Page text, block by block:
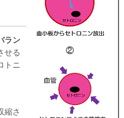
②
ラン
せる
トニ
縮さ